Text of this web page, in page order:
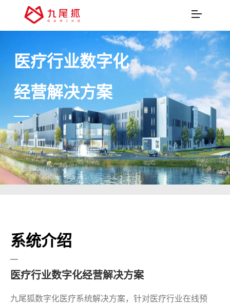
医疗行业数字化
经营解决方案
系统介绍
医疗行业数字化经营解决方案
九尾狐数字化医疗系统解决方案，针对医疗行业在线预